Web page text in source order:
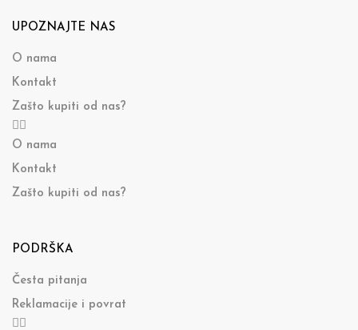
UPOZNAJTE NAS
O nama
Kontakt
Zašto kupiti od nas?
O nama
Kontakt
Zašto kupiti od nas?
PODRŠKA
Česta pitanja
Reklamacije i povrat